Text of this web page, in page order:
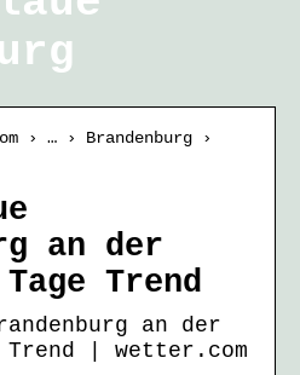
› … › Brandenburg ›
an der
Trend
an der
| wetter.com